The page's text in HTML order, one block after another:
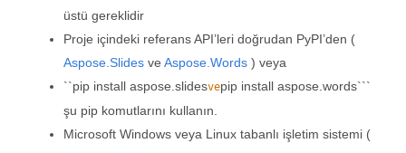
üstü gereklidir
Proje içindeki referans API’leri doğrudan PyPI’den (
Aspose.Slides ve Aspose.Words ) veya
``pip install aspose.slidesvepip install aspose.words```
şu pip komutlarını kullanın.
Microsoft Windows veya Linux tabanlı işletim sistemi (